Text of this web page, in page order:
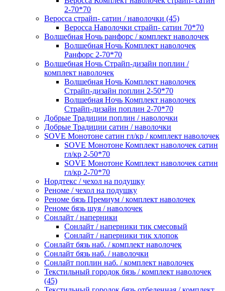
2-70*70
Веросса страйп- сатин / наволочки (45)
Веросса Наволочки страйп- сатин 70*70
Волшебная Ночь ранфорс / комплект наволочек
Волшебная Ночь Комплект наволочек
Ранфорс 2-70*70
Волшебная Ночь Страйп-дизайн поплин /
комплект наволочек
Волшебная Ночь Комплект наволочек
Страйп-дизайн поплин 2-50*70
Волшебная Ночь Комплект наволочек
Страйп-дизайн поплин 2-70*70
Добрые Традиции поплин / наволочки
Добрые Традиции сатин / наволочки
SOVE Монотоне сатин гл/кр / комплект наволочек
SOVE Монотоне Комплект наволочек сатин
гл/кр 2-50*70
SOVE Монотоне Комплект наволочек сатин
гл/кр 2-70*70
Нордтекс / чехол на подушку
Реноме / чехол на подушку
Реноме бязь Премиум / комплект наволочек
Реноме бязь шуя / наволочек
Сонлайт / наперники
Сонлайт / наперники тик смесовый
Сонлайт / наперники тик хлопок
Сонлайт бязь наб. / комплект наволочек
Сонлайт бязь наб. / наволочки
Сонлайт поплин наб. / комплект наволочек
Текстильный городок бязь / комплект наволочек
(45)